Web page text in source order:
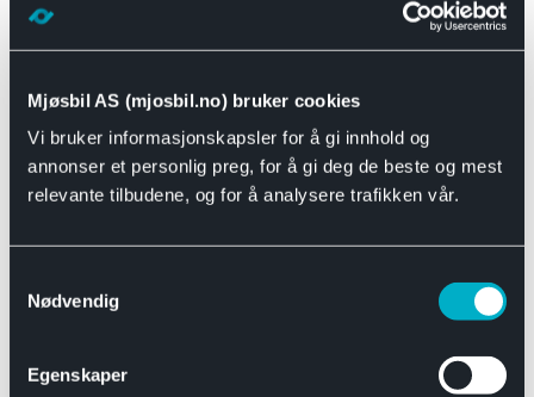
Mjøsbil AS (mjosbil.no) bruker cookies
Vi bruker informasjonskapsler for å gi innhold og
annonser et personlig preg, for å gi deg de beste og mest
relevante tilbudene, og for å analysere trafikken vår.
Nødvendig
Egenskaper
Motor og drivverk
Se alle Universal
Bremsedeler
Se alle Bremsedeler
Bremsenippler
Drivline og motor
Se alle Drivline og motor
Eksosanlegg